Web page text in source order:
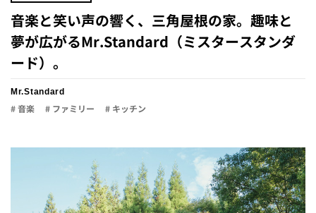
音楽と笑い声の響く、三角屋根の家。趣味と
夢が広がるMr.Standard（ミスタースタンダ
ード）。
Mr.Standard
# 音楽 # ファミリー # キッチン